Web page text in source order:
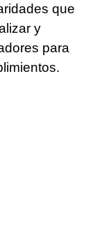
que
y
para